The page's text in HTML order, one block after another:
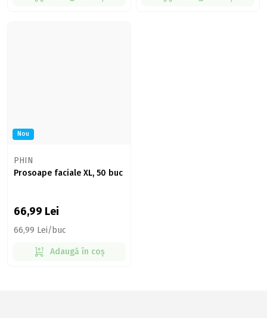
Nou
PHIN
Prosoape faciale XL, 50 buc
66,99 Lei
66,99 Lei/buc
Adaugă în coș